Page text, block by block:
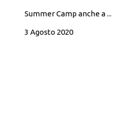
Summer Camp anche a ...
3 Agosto 2020